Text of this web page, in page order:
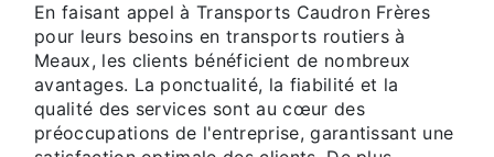
En faisant appel à Transports Caudron Frères
pour leurs besoins en transports routiers à
Meaux, les clients bénéficient de nombreux
avantages. La ponctualité, la fiabilité et la
qualité des services sont au cœur des
préoccupations de l'entreprise, garantissant une